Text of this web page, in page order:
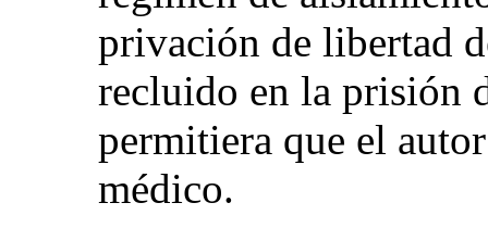
privación de libertad
recluido en la prisión
permitiera que el
médico.